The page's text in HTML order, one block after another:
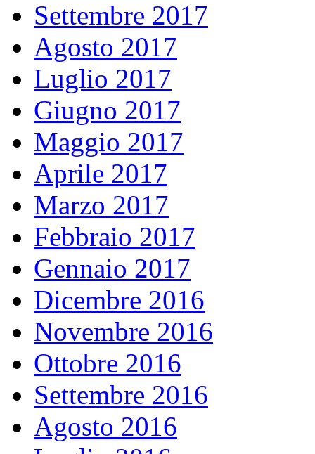
Settembre 2017
Agosto 2017
Luglio 2017
Giugno 2017
Maggio 2017
Aprile 2017
Marzo 2017
Febbraio 2017
Gennaio 2017
Dicembre 2016
Novembre 2016
Ottobre 2016
Settembre 2016
Agosto 2016